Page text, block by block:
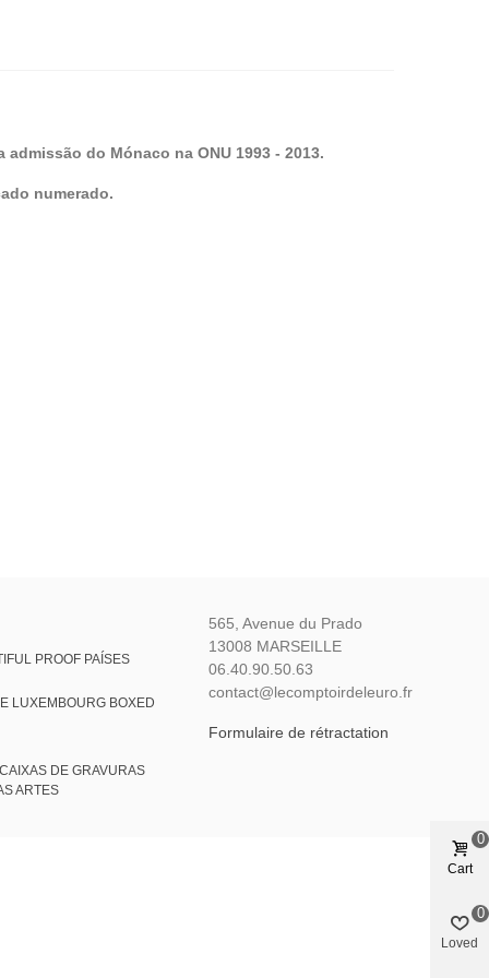
do Mónaco na ONU 1993 - 2013.
numerado.
PROOF PAÍSES
LUXEMBOURG BOXED
DE GRAVURAS
ARTES
565, Avenue du Prado
13008 MARSEILLE
06.40.90.50.63
contact@lecomptoirdeleuro.fr
Formulaire de rétractation
Cart
0
Loved
0